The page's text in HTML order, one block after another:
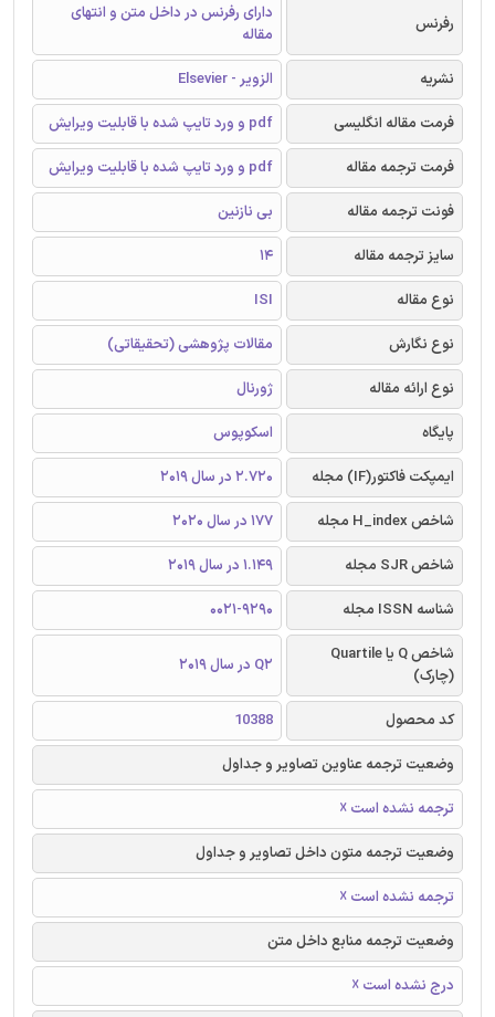
رفرنس
دارای رفرنس در داخل متن و انتهای
مقاله
نشریه
الزویر - Elsevier
فرمت مقاله انگلیسی
pdf و ورد تایپ شده با قابلیت ویرایش
فرمت ترجمه مقاله
pdf و ورد تایپ شده با قابلیت ویرایش
فونت ترجمه مقاله
بی نازنین
سایز ترجمه مقاله
14
نوع مقاله
ISI
نوع نگارش
مقالات پژوهشی (تحقیقاتی)
نوع ارائه مقاله
ژورنال
پایگاه
اسکوپوس
ایمپکت فاکتور(IF) مجله
2.720 در سال 2019
شاخص H_index مجله
177 در سال 2020
شاخص SJR مجله
1.149 در سال 2019
شناسه ISSN مجله
0021-9290
شاخص Q یا Quartile
(چارک)
Q2 در سال 2019
کد محصول
10388
وضعیت ترجمه عناوین تصاویر و جداول
ترجمه نشده است ☓
وضعیت ترجمه متون داخل تصاویر و جداول
ترجمه نشده است ☓
وضعیت ترجمه منابع داخل متن
درج نشده است ☓